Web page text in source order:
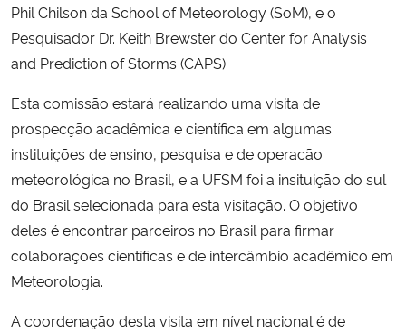
Secretaria-Geral
Secretaria de Governo
Advocacia-Geral da União
Banco Central do Brasil
Phil Chilson da School of Meteorology (SoM), e o
Pesquisador Dr. Keith Brewster do Center for Analysis
and Prediction of Storms (CAPS).
Esta comissão estará realizando uma visita de
prospecção acadêmica e científica em algumas
instituições de ensino, pesquisa e de operacão
meteorológica no Brasil, e a UFSM foi a insituição do sul
do Brasil selecionada para esta visitação. O objetivo
deles é encontrar parceiros no Brasil para firmar
colaborações científicas e de intercâmbio acadêmico em
Meteorologia.
A coordenação desta visita em nível nacional é de